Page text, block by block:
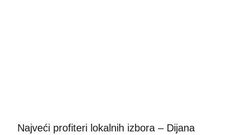
Najveći profiteri lokalnih izbora – Dijana